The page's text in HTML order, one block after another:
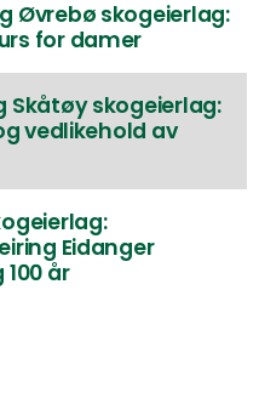
Øvrebø skogeierlag:
for damer
Skåtøy skogeierlag:
vedlikehold av
Eidanger
år